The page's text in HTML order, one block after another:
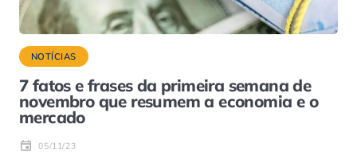
NOTÍCIAS
7 fatos e frases da primeira semana de
novembro que resumem a economia e o
mercado
05/11/23